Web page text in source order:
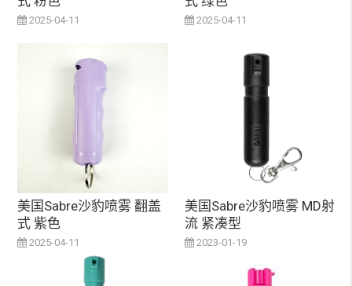
2025-04-11 2025-04-11
美国Sabre沙豹喷雾 翻盖
式 紫色
2025-04-11
美国Sabre沙豹喷雾 MD射
流 紧凑型
2023-01-19